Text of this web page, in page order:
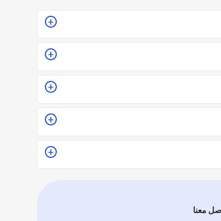
أو تقدير سعر الخدمة قبل الزيارة والإتفاق.
يدل على جودة الخدمة.
فموقع اطلب مهني يعتمد على تقييم الفنيين
معنا